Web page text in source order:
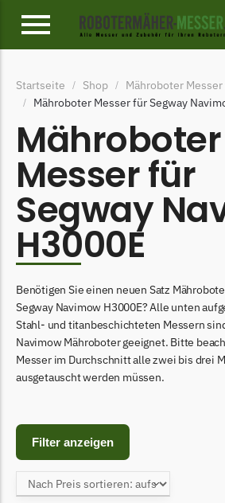
Alpina Messer
Ambrogio
Ambrogio Messer
Begrenzungsdraht
Belrobotics
Belrobotics Messer
Black & Decker
Black & Decker Messer
Begrenzungsdraht
Begrenzungsdraht
Central Park Messer
Startseite / Shop / Mähroboter
/ Mähroboter Messer für Segway
Mähroboter
Messer für
Segway
H3000E
Benötigen Sie einen neuen Satz
Segway Navimow H3000E? Alle unten
Stahl- und titanbeschichteten Messern
Navimow Mähroboter geeignet. Bitte
Messer im Durchschnitt alle zwei bis drei
ausgetauscht werden müssen.
Filter anzeigen